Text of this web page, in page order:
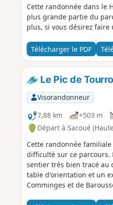
Cette randonnée dans le
plus grande partie du
plus, si vous désirez
Télécharger le PDF
Le Pic de
Visorandonneur
7,88 km
+503 m
Départ à Sacoué
Cette randonnée
difficulté sur ce parcours.
sentier très bien tracé au
table d'orientation et un
Comminges et de